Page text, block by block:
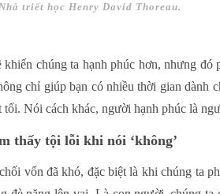
triết học Henry David Thoreau.
khiến chúng ta hạnh phúc hơn, nhưng
chỉ giúp bạn có nhiều thời gian dành
tối. Nói cách khác, người hạnh phúc là
thấy tội lỗi khi nói ‘không’
vốn đã khó, đặc biệt là khi chúng ta